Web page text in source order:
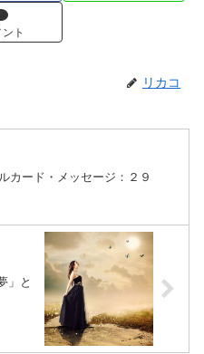
ント
リカコ
カード・メッセージ：２９
」と